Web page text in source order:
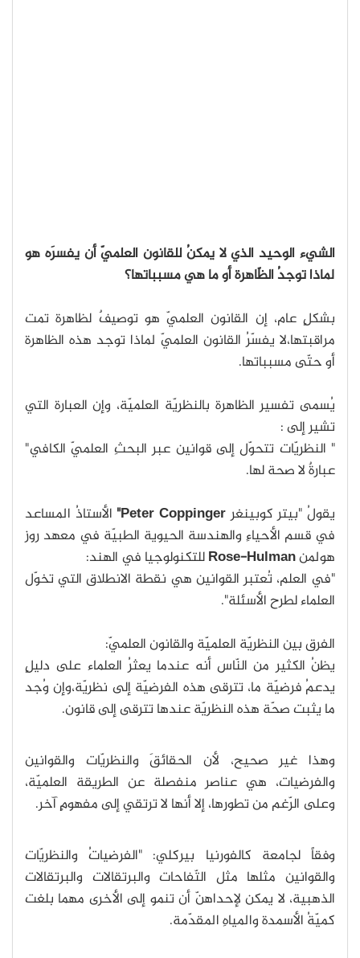
الشيء الوحيد الذي لا يمكنُ للقانون العلميّ أن يفسرَه هو
لماذا توجدُ الظّاهرة أو ما هي مسبباتها؟
بشكلٍ عام، إن القانون العلميّ هو توصيفٌ لظاهرة تمت
مراقبتها،لا يفسّرُ القانون العلميّ لماذا توجد هذه الظاهرة
أو حتّى مسبباتها.
يُسمى تفسير الظاهرة بالنظريّة العلميّة، وإن العبارة التي
تشير إلى :
" النظريّات تتحوّل إلى قوانين عبر البحثِ العلميّ الكافي"
عبارةٌ لا صحة لها.
يقولُ "بيتر كوبينغرPeter Coppinger" الأستاذُ المساعد
في قسم الأحياءِ والهندسة الحيوية الطبيّة في معهد روز
هولمنRose-Hulmanللتكنولوجيا في الهند:
"في العلم، تُعتبر القوانين هي نقطة الانطلاق التي تخوّل
العلماء لطرح الأسئلة".
الفرق بين النظريّة العلميّة والقانون العلميّ:
يظنُ الكثير من النّاس أنه عندما يعثرُ العلماء على دليلٍ
يدعمُ فرضيّة ما، تترقى هذه الفرضيّة إلى نظريّة،وإن وُجد
ما يثبت صحّة هذه النظريّة عندها تترقى إلى قانون.
وهذا غير صحيح، لأن الحقائقَ والنظريّات والقوانين
والفرضيات، هي عناصر منفصلة عن الطريقة العلميّة،
وعلى الرّغم من تطورها، إلا أنها لا ترتقي إلى مفهومٍ آخر.
وفقاً لجامعة كالفورنيا بيركلي: "الفرضياتُ والنظريّات
والقوانين مثلها مثل التّفاحات والبرتقالات والبرتقالات
الذهبية، لا يمكن لإحداهنّ أن تنمو إلى الأخرى مهما بلغت
كميّةُ الأسمدة والمياهِ المقدّمة.